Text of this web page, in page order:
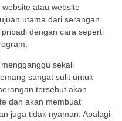
atau website
utama dari serangan
dengan cara seperti
sekali
sangat sulit untuk
tersebut akan
dan akan membuat
juga tidak nyaman. Apalagi